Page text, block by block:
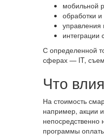
мобильной
обработки
управления
интеграции
С определенной
сферах — IT,
Что
На стоимость
например, акции
непосредственно
программы